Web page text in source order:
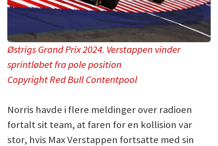
Østrigs Grand Prix 2024. Verstappen vinder
sprintløbet fra pole position
Copyright Red Bull Contentpool
Norris havde i flere meldinger over radioen
fortalt sit team, at faren for en kollision var
stor, hvis Max Verstappen fortsatte med sin